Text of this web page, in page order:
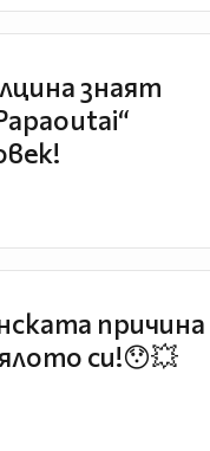
знаят
причина
си!😯💥